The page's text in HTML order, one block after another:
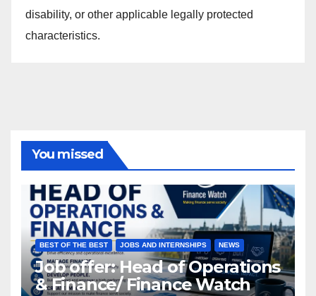
disability, or other applicable legally protected
characteristics.
You missed
BEST OF THE BEST JOBS AND INTERNSHIPS NEWS
Job offer: Head of Operations
& Finance/ Finance Watch